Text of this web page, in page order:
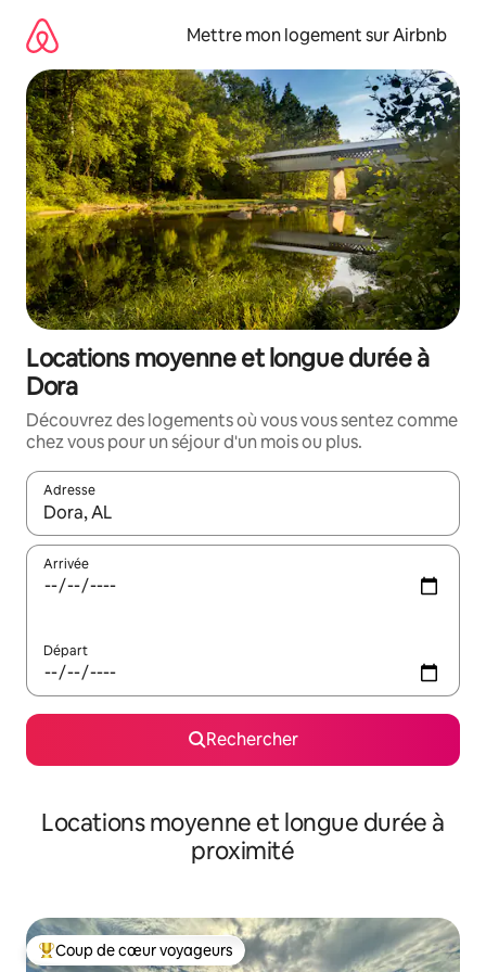
directement
contenu
Mettre mon logement sur Airbnb
Locations moyenne et longue durée à
Dora
Découvrez des logements où vous vous sentez comme
chez vous pour un séjour d'un mois ou plus.
Adresse
Lorsque les résultats s'affichent, utilisez les flèches vers le
Arrivée
Départ
Rechercher
Locations moyenne et longue durée à
proximité
Coups de cœur voyageurs les plus appréciés
Coup de cœur voyageurs